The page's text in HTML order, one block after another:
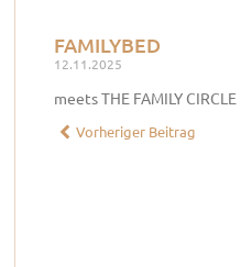
FAMILYBED
12.11.2025
meets THE FAMILY CIRCLE
Vorheriger Beitrag